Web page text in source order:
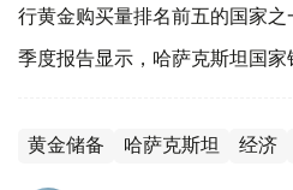
行黄金购买量排名前五的国家之
季度报告显示，哈萨克斯坦国家
黄金储备 哈萨克斯坦 经济